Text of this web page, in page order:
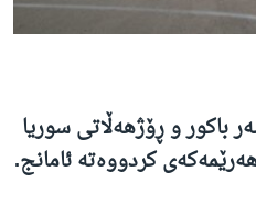
باکور و ڕۆژهەڵاتی سوریا
کردووەتە ئامانج.